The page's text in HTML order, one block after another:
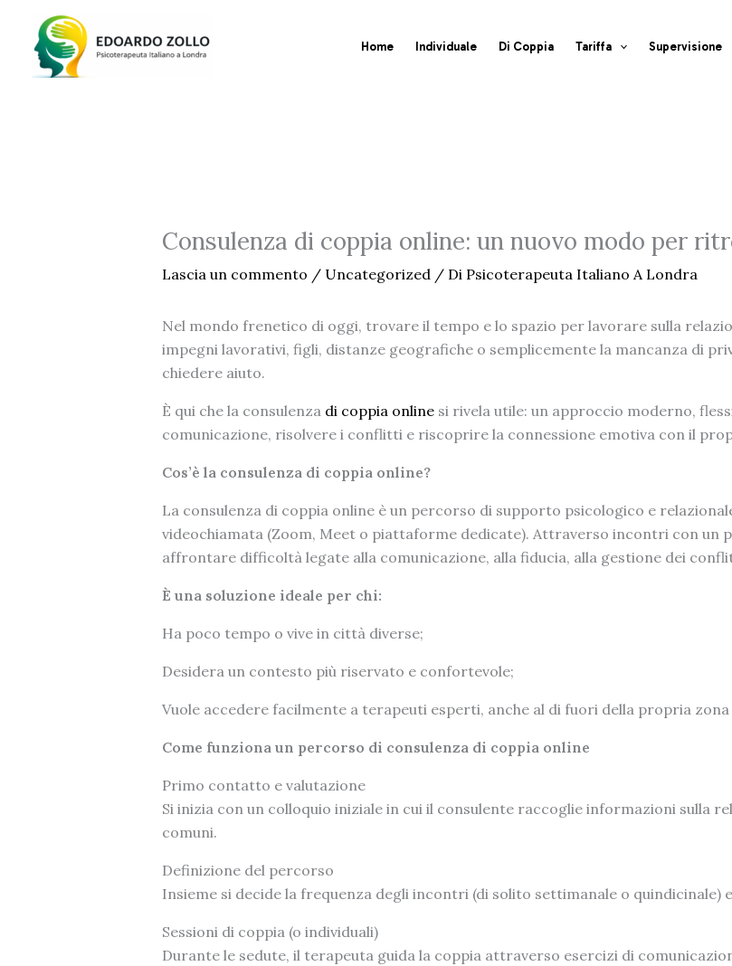
contenuto
Home Individuale Di Coppia Tariffa Supervisione
Consulenza di coppia online: un nuovo modo per
Lascia un commento / Uncategorized/ Di Psicoterapeuta Italiano A Londra
Nel mondo frenetico di oggi, trovare il tempo e lo spazio per lavorare sulla
impegni lavorativi, figli, distanze geografiche o semplicemente la mancanza di
chiedere aiuto.
È qui che la consulenza di coppia onlinesi rivela utile: un approccio moderno,
comunicazione, risolvere i conflitti e riscoprire la connessione emotiva con il
Cos’è la consulenza di coppia online?
La consulenza di coppia online è un percorso di supporto psicologico e
videochiamata (Zoom, Meet o piattaforme dedicate). Attraverso incontri con un
affrontare difficoltà legate alla comunicazione, alla fiducia, alla gestione dei
È una soluzione ideale per chi:
Ha poco tempo o vive in città diverse;
Desidera un contesto più riservato e confortevole;
Vuole accedere facilmente a terapeuti esperti, anche al di fuori della propria
Come funziona un percorso di consulenza di coppia online
Primo contatto e valutazione
Si inizia con un colloquio iniziale in cui il consulente raccoglie informazioni sulla
comuni.
Definizione del percorso
Insieme si decide la frequenza degli incontri (di solito settimanale o quindicinale)
Sessioni di coppia (o individuali)
Durante le sedute, il terapeuta guida la coppia attraverso esercizi di